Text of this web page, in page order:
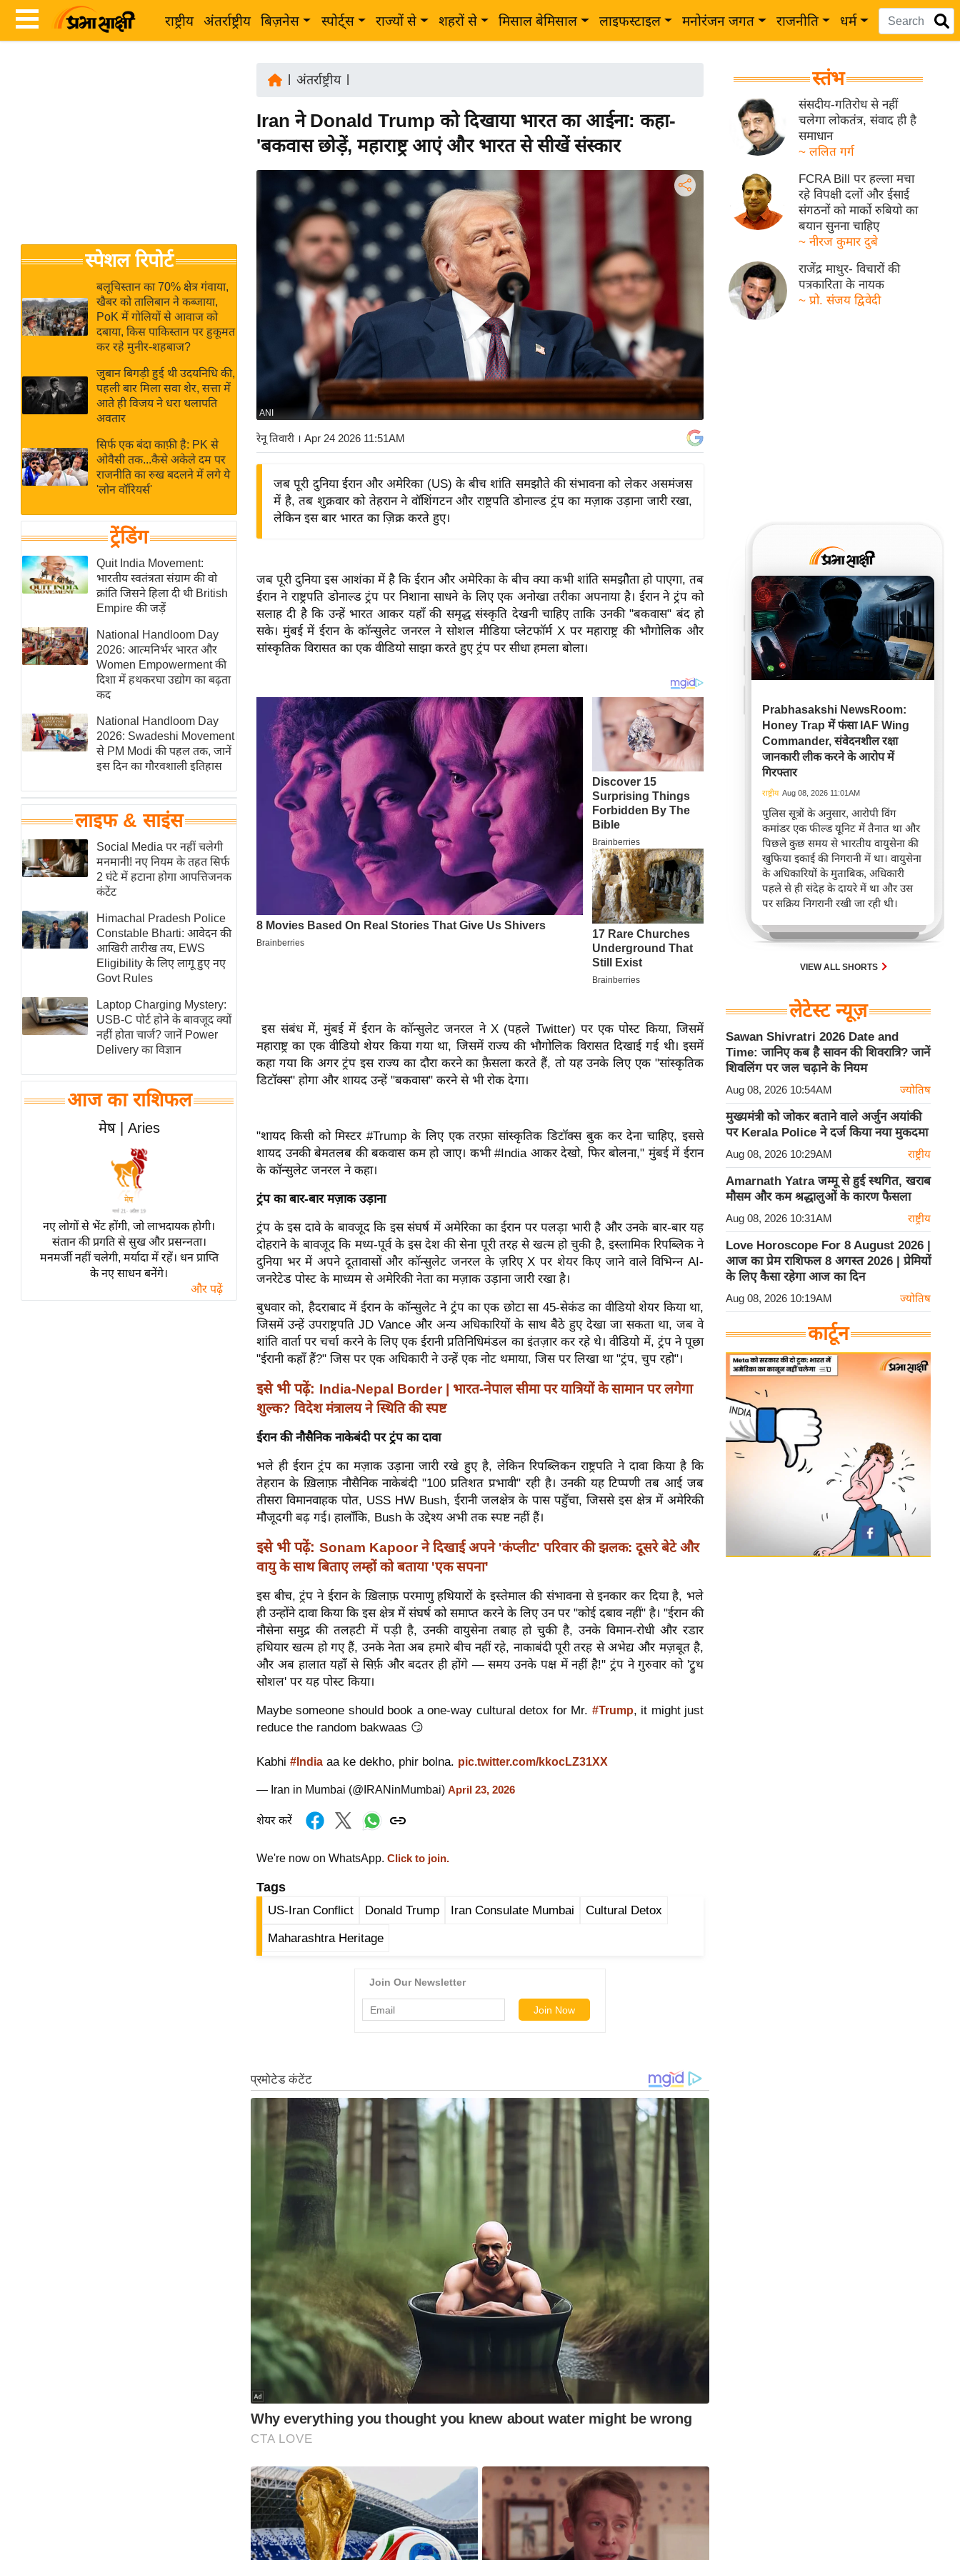
राष्ट्रीय अंतर्राष्ट्रीय बिज़नेस स्पोर्ट्स राज्यों से शहरों से मिसाल बेमिसाल लाइफस्टाइल मनोरंजन जगत राजनीति धर्म
Breaking
News in
Hindi
Hindi
Videos
जगत
राय
बजट
IPL
2026
ई-पेपर
मिसाल बेमिसाल
शख्सियत
यंग इंडिया
साहित्य जगत
ऑटो वर्ल्ड
न्यूज ब्रीफ
मनोरंजन जगत
बॉलीवुड
हॉलीवुड
फिल्म समीक्षा
Breaking
News
लाइफस्टाइल
टेक्नॉलॉजी
घरेलू नुस्खे
पर्यटन स्थल
फिटनेस मंत्रा
रिलेशनशिप
राजनीति
विश्लेषण
समसामयिक
मातृभूमि
एम.
आर.
आई.
समीक्षा
धर्म
ज्योतिष
त्योहार
राशिफल
विशेष
स्पेशल रिपोर्ट
बलूचिस्तान का 70% क्षेत्र गंवाया,
खैबर को तालिबान ने कब्जाया,
PoK में गोलियों से आवाज को
दबाया, किस पाकिस्तान पर हुकूमत
कर रहे मुनीर-शहबाज?
जुबान बिगड़ी हुई थी उदयनिधि की,
पहली बार मिला सवा शेर, सत्ता में
आते ही विजय ने धरा थलापति
अवतार
सिर्फ एक बंदा काफ़ी है: PK से
ओवैसी तक...कैसे अकेले दम पर
राजनीति का रुख बदलने में लगे ये
'लोन वॉरियर्स'
ट्रेंडिंग
Quit India Movement:
भारतीय स्वतंत्रता संग्राम की वो
क्रांति जिसने हिला दी थी British
Empire की जड़ें
National Handloom Day
2026: आत्मनिर्भर भारत और
Women Empowerment की
दिशा में हथकरघा उद्योग का बढ़ता
कद
National Handloom Day
2026: Swadeshi Movement
से PM Modi की पहल तक, जानें
इस दिन का गौरवशाली इतिहास
लाइफ & साइंस
Social Media पर नहीं चलेगी
मनमानी! नए नियम के तहत सिर्फ
2 घंटे में हटाना होगा आपत्तिजनक
कंटेंट
Himachal Pradesh Police
Constable Bharti: आवेदन की
आखिरी तारीख तय, EWS
Eligibility के लिए लागू हुए नए
Govt Rules
Laptop Charging Mystery:
USB-C पोर्ट होने के बावजूद क्यों
नहीं होता चार्ज? जानें Power
Delivery का विज्ञान
आज का राशिफल
मेष | Aries
नए लोगों से भेंट होंगी, जो लाभदायक होगी।
संतान की प्रगति से सुख और प्रसन्नता।
मनमर्जी नहीं चलेगी, मर्यादा में रहें। धन प्राप्ति
के नए साधन बनेंगे।
और पढ़ें
अंतर्राष्ट्रीय|
Iran ने Donald Trump को दिखाया भारत का आईना: कहा-
'बकवास छोड़ें, महाराष्ट्र आएं और भारत से सीखें संस्कार
ANI
रेनू तिवारी । Apr 24 2026 11:51AM
जब पूरी दुनिया ईरान और अमेरिका (US) के बीच शांति समझौते की संभावना को लेकर असमंजस
में है, तब शुक्रवार को तेहरान ने वॉशिंगटन और राष्ट्रपति डोनाल्ड ट्रंप का मज़ाक उड़ाना जारी रखा,
लेकिन इस बार भारत का ज़िक्र करते हुए।
जब पूरी दुनिया इस आशंका में है कि ईरान और अमेरिका के बीच क्या कभी शांति समझौता हो पाएगा, तब
ईरान ने राष्ट्रपति डोनाल्ड ट्रंप पर निशाना साधने के लिए एक अनोखा तरीका अपनाया है। ईरान ने ट्रंप को
सलाह दी है कि उन्हें भारत आकर यहाँ की समृद्ध संस्कृति देखनी चाहिए ताकि उनकी "बकवास" बंद हो
सके। मुंबई में ईरान के कॉन्सुलेट जनरल ने सोशल मीडिया प्लेटफॉर्म X पर महाराष्ट्र की भौगोलिक और
सांस्कृतिक विरासत का एक वीडियो साझा करते हुए ट्रंप पर सीधा हमला बोला।
इस संबंध में, मुंबई में ईरान के कॉन्सुलेट जनरल ने X (पहले Twitter) पर एक पोस्ट किया, जिसमें
महाराष्ट्र का एक वीडियो शेयर किया गया था, जिसमें राज्य की भौगोलिक विरासत दिखाई गई थी। इसमें
कहा गया कि अगर ट्रंप इस राज्य का दौरा करने का फ़ैसला करते हैं, तो यह उनके लिए एक "सांस्कृतिक
डिटॉक्स" होगा और शायद उन्हें "बकवास" करने से भी रोक देगा।
"शायद किसी को मिस्टर #Trump के लिए एक तरफ़ा सांस्कृतिक डिटॉक्स बुक कर देना चाहिए, इससे
शायद उनकी बेमतलब की बकवास कम हो जाए। कभी #India आकर देखो, फिर बोलना," मुंबई में ईरान
के कॉन्सुलेट जनरल ने कहा।
ट्रंप का बार-बार मज़ाक उड़ाना
ट्रंप के इस दावे के बावजूद कि इस संघर्ष में अमेरिका का ईरान पर पलड़ा भारी है और उनके बार-बार यह
दोहराने के बावजूद कि मध्य-पूर्व के इस देश की सेना पूरी तरह से खत्म हो चुकी है, इस्लामिक रिपब्लिक ने
दुनिया भर में अपने दूतावासों और कॉन्सुलेट जनरल के ज़रिए X पर शेयर किए जाने वाले विभिन्न AI-
जनरेटेड पोस्ट के माध्यम से अमेरिकी नेता का मज़ाक उड़ाना जारी रखा है।
बुधवार को, हैदराबाद में ईरान के कॉन्सुलेट ने ट्रंप का एक छोटा सा 45-सेकंड का वीडियो शेयर किया था,
जिसमें उन्हें उपराष्ट्रपति JD Vance और अन्य अधिकारियों के साथ बैठे हुए देखा जा सकता था, जब वे
शांति वार्ता पर चर्चा करने के लिए एक ईरानी प्रतिनिधिमंडल का इंतज़ार कर रहे थे। वीडियो में, ट्रंप ने पूछा
"ईरानी कहाँ हैं?" जिस पर एक अधिकारी ने उन्हें एक नोट थमाया, जिस पर लिखा था "ट्रंप, चुप रहो"।
इसे भी पढ़ें: India-Nepal Border | भारत-नेपाल सीमा पर यात्रियों के सामान पर लगेगा
शुल्क? विदेश मंत्रालय ने स्थिति की स्पष्ट
ईरान की नौसैनिक नाकेबंदी पर ट्रंप का दावा
भले ही ईरान ट्रंप का मज़ाक उड़ाना जारी रखे हुए है, लेकिन रिपब्लिकन राष्ट्रपति ने दावा किया है कि
तेहरान के ख़िलाफ़ नौसैनिक नाकेबंदी "100 प्रतिशत प्रभावी" रही है। उनकी यह टिप्पणी तब आई जब
तीसरा विमानवाहक पोत, USS HW Bush, ईरानी जलक्षेत्र के पास पहुँचा, जिससे इस क्षेत्र में अमेरिकी
मौजूदगी बढ़ गई। हालाँकि, Bush के उद्देश्य अभी तक स्पष्ट नहीं हैं।
इसे भी पढ़ें: Sonam Kapoor ने दिखाई अपने 'कंप्लीट' परिवार की झलक: दूसरे बेटे और
वायु के साथ बिताए लम्हों को बताया 'एक सपना'
इस बीच, ट्रंप ने ईरान के ख़िलाफ़ परमाणु हथियारों के इस्तेमाल की संभावना से इनकार कर दिया है, भले
ही उन्होंने दावा किया कि इस क्षेत्र में संघर्ष को समाप्त करने के लिए उन पर "कोई दबाव नहीं" है। "ईरान की
नौसेना समुद्र की तलहटी में पड़ी है, उनकी वायुसेना तबाह हो चुकी है, उनके विमान-रोधी और रडार
हथियार खत्म हो गए हैं, उनके नेता अब हमारे बीच नहीं रहे, नाकाबंदी पूरी तरह से अभेद्य और मज़बूत है,
और अब हालात यहाँ से सिर्फ़ और बदतर ही होंगे — समय उनके पक्ष में नहीं है!" ट्रंप ने गुरुवार को 'ट्रुथ
सोशल' पर यह पोस्ट किया।
Maybe someone should book a one-way cultural detox for Mr. #Trump, it might just
reduce the random bakwaas 😏
Kabhi #India aa ke dekho, phir bolna. pic.twitter.com/kkocLZ31XX
— Iran in Mumbai (@IRANinMumbai) April 23, 2026
शेयर करें
We're now on WhatsApp. Click to join.
Tags
US-Iran Conflict Donald Trump Iran Consulate Mumbai Cultural Detox
Maharashtra Heritage
स्तंभ
संसदीय-गतिरोध से नहीं
चलेगा लोकतंत्र, संवाद ही है
समाधान
~ ललित गर्ग
FCRA Bill पर हल्ला मचा
रहे विपक्षी दलों और ईसाई
संगठनों को मार्को रुबियो का
बयान सुनना चाहिए
~ नीरज कुमार दुबे
राजेंद्र माथुर- विचारों की
पत्रकारिता के नायक
~ प्रो. संजय द्विवेदी
Prabhasakshi NewsRoom:
Honey Trap में फंसा IAF Wing
Commander, संवेदनशील रक्षा
जानकारी लीक करने के आरोप में
गिरफ्तार
राष्ट्रीय Aug 08, 2026 11:01AM
पुलिस सूत्रों के अनुसार, आरोपी विंग
कमांडर एक फील्ड यूनिट में तैनात था और
पिछले कुछ समय से भारतीय वायुसेना की
खुफिया इकाई की निगरानी में था। वायुसेना
के अधिकारियों के मुताबिक, अधिकारी
पहले से ही संदेह के दायरे में था और उस
पर सक्रिय निगरानी रखी जा रही थी।
VIEW ALL SHORTS
लेटेस्ट न्यूज़
Sawan Shivratri 2026 Date and
Time: जानिए कब है सावन की शिवरात्रि? जानें
शिवलिंग पर जल चढ़ाने के नियम
Aug 08, 2026 10:54AM ज्योतिष
मुख्यमंत्री को जोकर बताने वाले अर्जुन अयांकी
पर Kerala Police ने दर्ज किया नया मुकदमा
Aug 08, 2026 10:29AM राष्ट्रीय
Amarnath Yatra जम्मू से हुई स्थगित, खराब
मौसम और कम श्रद्धालुओं के कारण फैसला
Aug 08, 2026 10:31AM राष्ट्रीय
Love Horoscope For 8 August 2026 |
आज का प्रेम राशिफल 8 अगस्त 2026 | प्रेमियों
के लिए कैसा रहेगा आज का दिन
Aug 08, 2026 10:19AM ज्योतिष
कार्टून